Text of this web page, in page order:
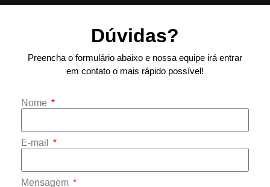
Dúvidas?
Preencha o formulário abaixo e nossa equipe irá entrar
em contato o mais rápido possível!
Nome
E-mail
Mensagem